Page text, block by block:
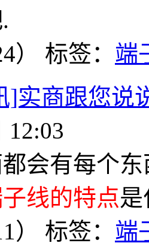
） 标签： 端
]实商跟您说
12:03
会有每个
线的特点是
） 标签： 端